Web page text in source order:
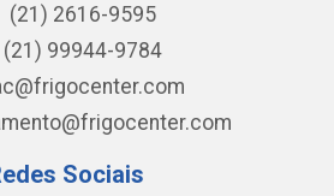
(21) 2616-9595
(21) 99944-9784
Sociais